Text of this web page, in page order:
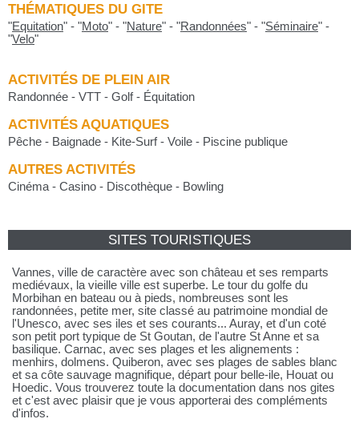
THÉMATIQUES DU GITE
"Equitation" - "Moto" - "Nature" - "Randonnées" - "Séminaire" -
"Velo"
ACTIVITÉS DE PLEIN AIR
Randonnée - VTT - Golf - Équitation
ACTIVITÉS AQUATIQUES
Pêche - Baignade - Kite-Surf - Voile - Piscine publique
AUTRES ACTIVITÉS
Cinéma - Casino - Discothèque - Bowling
SITES TOURISTIQUES
Vannes, ville de caractère avec son château et ses remparts
mediévaux, la vieille ville est superbe. Le tour du golfe du
Morbihan en bateau ou à pieds, nombreuses sont les
randonnées, petite mer, site classé au patrimoine mondial de
l'Unesco, avec ses iles et ses courants... Auray, et d'un coté
son petit port typique de St Goutan, de l'autre St Anne et sa
basilique. Carnac, avec ses plages et les alignements :
menhirs, dolmens. Quiberon, avec ses plages de sables blanc
et sa côte sauvage magnifique, départ pour belle-ile, Houat ou
Hoedic. Vous trouverez toute la documentation dans nos gites
et c'est avec plaisir que je vous apporterai des compléments
d'infos.